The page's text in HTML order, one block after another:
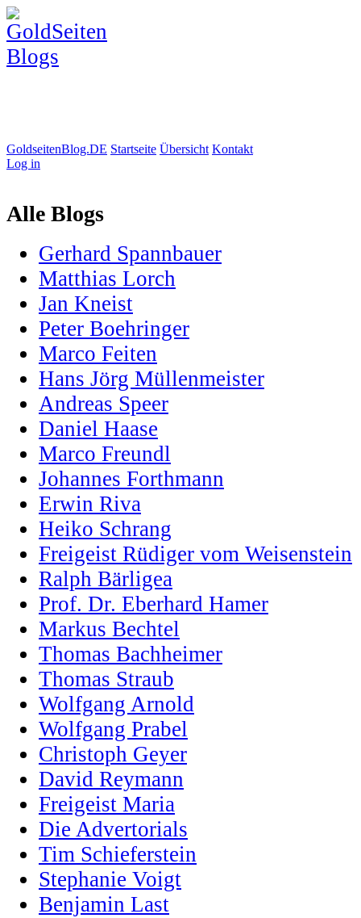
GoldseitenBlog.DE Startseite Übersicht Kontakt
Log in
Alle Blogs
Gerhard Spannbauer
Matthias Lorch
Jan Kneist
Peter Boehringer
Marco Feiten
Hans Jörg Müllenmeister
Andreas Speer
Daniel Haase
Marco Freundl
Johannes Forthmann
Erwin Riva
Heiko Schrang
Freigeist Rüdiger vom Weisenstein
Ralph Bärligea
Prof. Dr. Eberhard Hamer
Markus Bechtel
Thomas Bachheimer
Thomas Straub
Wolfgang Arnold
Wolfgang Prabel
Christoph Geyer
David Reymann
Freigeist Maria
Die Advertorials
Tim Schieferstein
Stephanie Voigt
Benjamin Last